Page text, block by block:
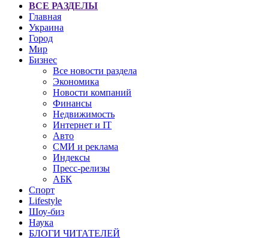
ВСЕ РАЗДЕЛЫ
Главная
Украина
Город
Мир
Бизнес
Все новости раздела
Экономика
Новости компаний
Финансы
Недвижимость
Интернет и IT
Авто
СМИ и реклама
Индексы
Пресс-релизы
АБК
Спорт
Lifestyle
Шоу-биз
Наука
БЛОГИ ЧИТАТЕЛЕЙ